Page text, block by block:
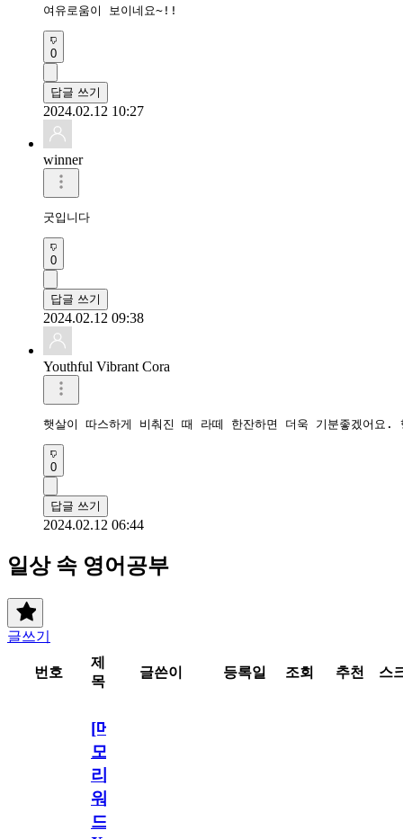
여유로움이 보이네요~!!
0
답글 쓰기
2024.02.12 10:27
winner
굿입니다
0
답글 쓰기
2024.02.12 09:38
Youthful Vibrant Cora
햇살이 따스하게 비춰진 때 라떼 한잔하면 더욱 기분좋겠어요.
0
답글 쓰기
2024.02.12 06:44
일상 속 영어공부
글쓰기
번호
제
목
글쓴이 등록일 조회 추천 스
[메
모
리
워
드